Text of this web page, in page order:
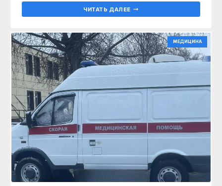
ЧИТАТЬ ДАЛЕЕ
МЕДИЦИНА